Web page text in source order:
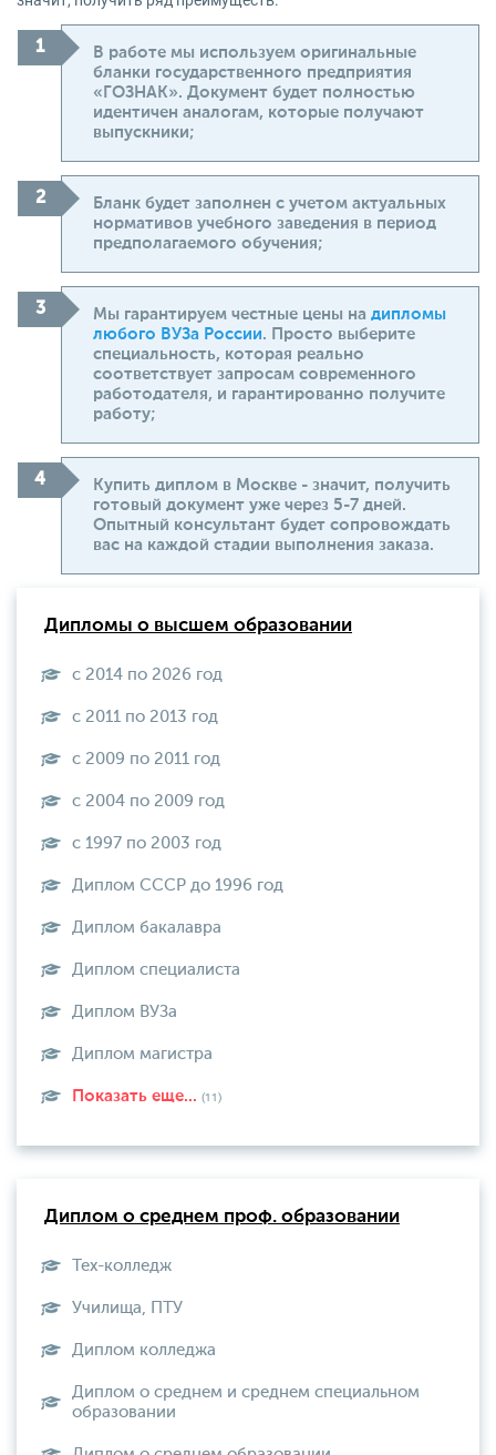
В работе мы используем оригинальные
бланки государственного предприятия
«ГОЗНАК». Документ будет полностью
идентичен аналогам, которые получают
выпускники;
Бланк будет заполнен с учетом актуальных
нормативов учебного заведения в период
предполагаемого обучения;
Мы гарантируем честные цены на дипломы
любого ВУЗа России. Просто выберите
специальность, которая реально
соответствует запросам современного
работодателя, и гарантированно получите
работу;
Купить диплом в Москве - значит, получить
готовый документ уже через 5-7 дней.
Опытный консультант будет сопровождать
вас на каждой стадии выполнения заказа.
Дипломы о высшем образовании
с 2014 по 2026 год
с 2011 по 2013 год
с 2009 по 2011 год
с 2004 по 2009 год
с 1997 по 2003 год
Диплом СССР до 1996 год
Диплом бакалавра
Диплом специалиста
Диплом ВУЗа
Диплом магистра
Показать еще... (11)
Диплом о среднем проф. образовании
Тех-колледж
Училища, ПТУ
Диплом колледжа
Диплом о среднем и среднем специальном
образовании